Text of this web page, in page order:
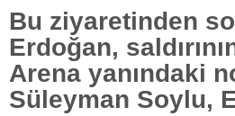
Bu ziyaretinden
Erdoğan,
Arena yanındaki
Süleyman Soylu,